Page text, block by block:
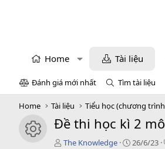
Home Tài liệu
Đánh giá mới nhất Tìm tài liệu
Home Tài liệu Tiểu học (chương
icon tài liệu
Đề thi học kì 2
T
The Knowledge
C
26/6/23